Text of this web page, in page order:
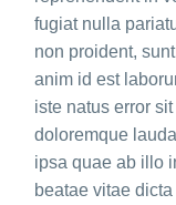
fugiat nulla
non proident,
anim id est
iste natus error
doloremque
ipsa quae ab illo
beatae vitae